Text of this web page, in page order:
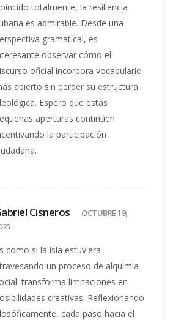
totalmente, la resiliencia
es admirable. Desde una
gramatical, es
observar cómo el
oficial incorpora vocabulario
abierto sin perder su estructura
Espero que estas
aperturas continúen
la participación
Cisneros
OCTUBRE 19,
como si la isla estuviera
un proceso de alquimia
transforma limitaciones en
creativas. Reflexionando
cada paso hacia el